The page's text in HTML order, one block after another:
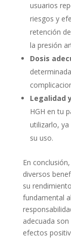
usuarios
riesgos y
retención
la presión
Dosis
Legalidad
HGH en tu
utilizarlo,
su uso.
En
diversos
su
fundamental
adecuada
efectos